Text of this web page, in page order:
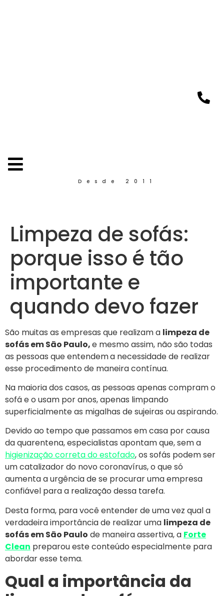
Desde 2011
Limpeza de sofás:
porque isso é tão
importante e
quando devo fazer
São muitas as empresas que realizam a limpeza de
sofás em São Paulo,e mesmo assim, não são todas
as pessoas que entendema necessidade de realizar
esse procedimento de maneira contínua.
Na maioria dos casos, as pessoas apenas compram o
sofá e o usam por anos, apenas limpando
superficialmente as migalhas de sujeiras ou aspirando.
Devido ao tempo que passamos em casa por causa
da quarentena, especialistas apontam que, sem a
higienização correta do estofado, os sofás podem ser
um catalizador do novo coronavírus, o que só
aumenta a urgência de se procurar uma empresa
confiável para a realização dessa tarefa.
Desta forma, para você entender de uma vez qual a
verdadeira importância de realizar uma limpeza de
sofás em São Paulo de maneira assertiva, a Forte
Clean preparou este conteúdo especialmente para
abordar esse tema.
Qual a importância da